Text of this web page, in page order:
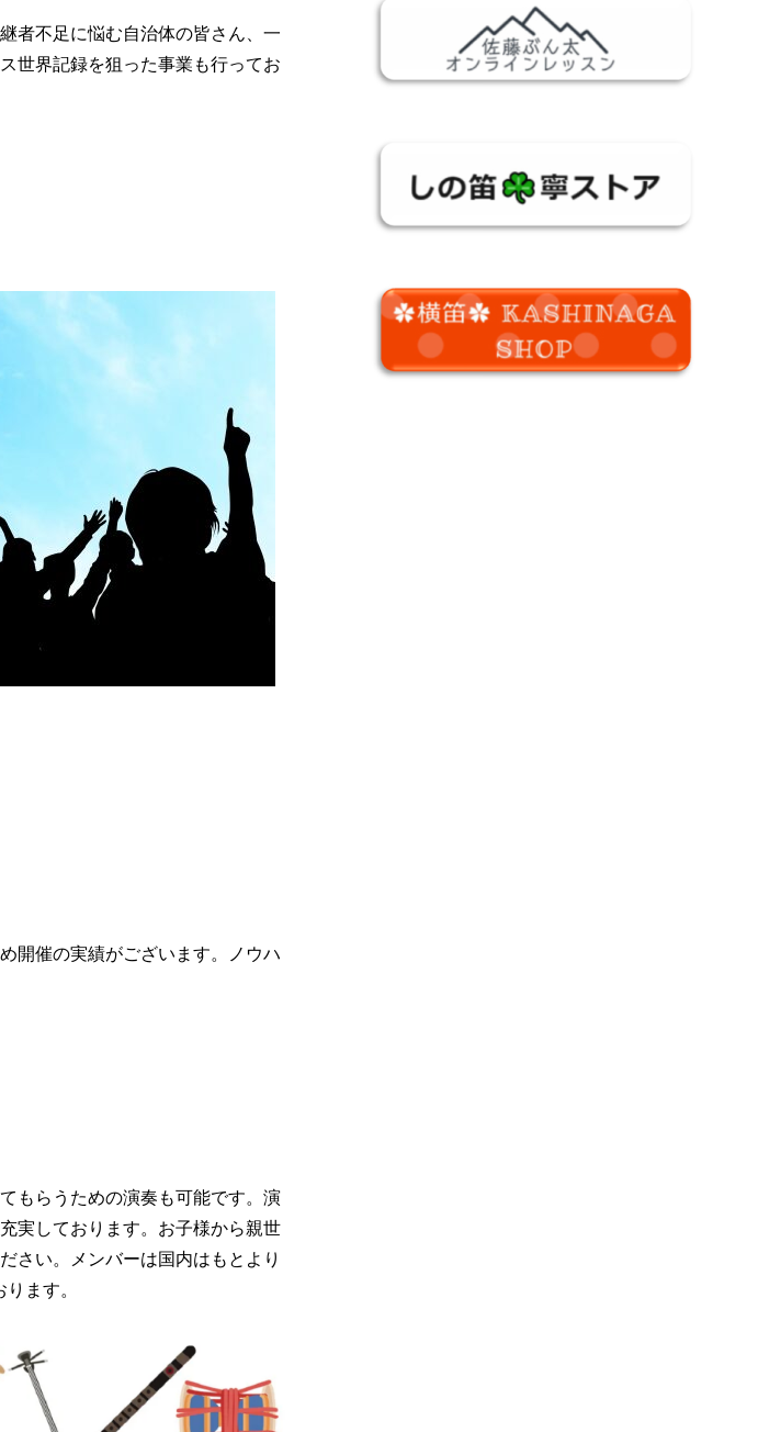
者不足に悩む自治体の皆さん、一
世界記録を狙った事業も行ってお
開催の実績がございます。ノウハ
もらうための演奏も可能です。演
実しております。お子様から親世
さい。メンバーは国内はもとより
ます。